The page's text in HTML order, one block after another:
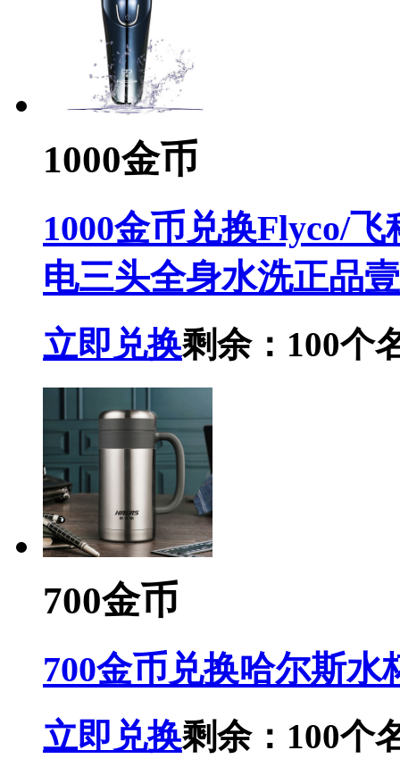
1000金币
1000金币兑换Flyco/
电三头全身水洗正品
立即兑换剩余：100个
700金币
700金币兑换哈尔斯水
立即兑换剩余：100个